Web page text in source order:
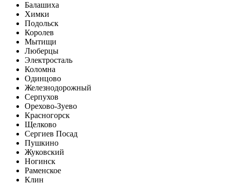
Балашиха
Химки
Подольск
Королев
Мытищи
Люберцы
Электросталь
Коломна
Одинцово
Железнодорожный
Серпухов
Орехово-Зуево
Красногорск
Щелково
Сергиев Посад
Пушкино
Жуковский
Ногинск
Раменское
Клин